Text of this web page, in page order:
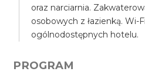
oraz narciarnia.
osobowych z łazienką. Wi-
ogólnodostępnych hotelu.
PROGRAM